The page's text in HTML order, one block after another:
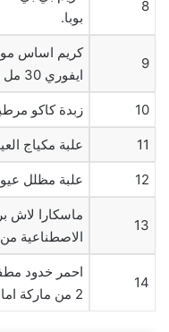
8
بوبا.
9
كريم اساس
ايفوري 30 مل من ماركة ريميل لندن.
10 زبدة كاكو مرطبة
11 علبة مكياج
12 علبة مظلل
13
ماسكارا لاش
الاصطناعية
14
احمر خدود
2 من ماركة اماندا.